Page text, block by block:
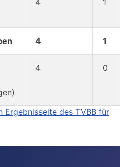
4 1
4 1
4 0
des TVBB für